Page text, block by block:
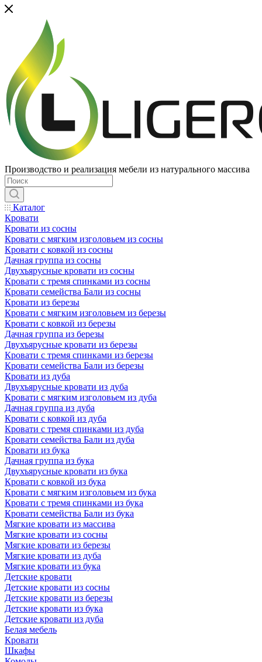
Производство и реализация мебели из натурального массива
Каталог
Кровати
Кровати из сосны
Кровати с мягким изголовьем из сосны
Кровати с ковкой из сосны
Дачная группа из сосны
Двухъярусные кровати из сосны
Кровати с тремя спинками из сосны
Кровати семейства Бали из сосны
Кровати из березы
Кровати с мягким изголовьем из березы
Кровати с ковкой из березы
Дачная группа из березы
Двухъярусные кровати из березы
Кровати с тремя спинками из березы
Кровати семейства Бали из березы
Кровати из дуба
Двухъярусные кровати из дуба
Кровати с мягким изголовьем из дуба
Дачная группа из дуба
Кровати с ковкой из дуба
Кровати с тремя спинками из дуба
Кровати семейства Бали из дуба
Кровати из бука
Дачная группа из бука
Двухъярусные кровати из бука
Кровати с ковкой из бука
Кровати с мягким изголовьем из бука
Кровати с тремя спинками из бука
Кровати семейства Бали из бука
Мягкие кровати из массива
Мягкие кровати из сосны
Мягкие кровати из березы
Мягкие кровати из дуба
Мягкие кровати из бука
Детские кровати
Детские кровати из сосны
Детские кровати из березы
Детские кровати из бука
Детские кровати из дуба
Белая мебель
Кровати
Шкафы